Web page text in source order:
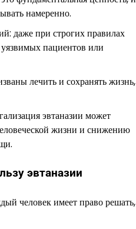
намеренно.
даже при строгих правилах
пациентов или
лечить и сохранять жизнь,
эвтаназии может
жизни и снижению
эвтаназии
человек имеет право решать,